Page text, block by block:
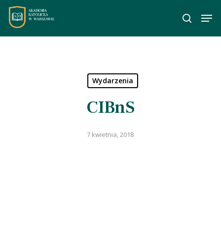
Skip
main
Wydarzenia
CIBnS
7 kwietnia, 2018